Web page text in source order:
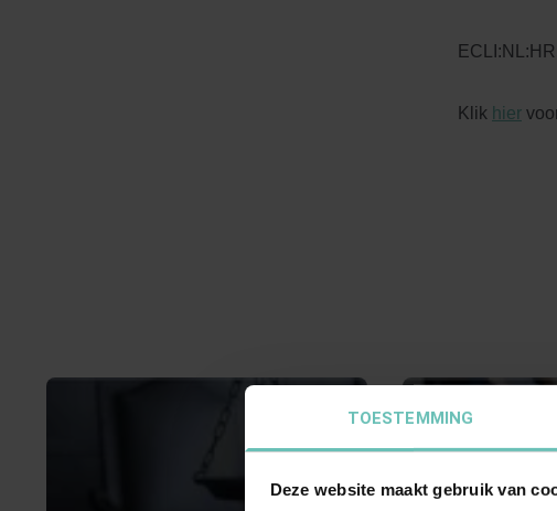
TOESTEMMING
Deze website maakt gebruik van
Klik hier